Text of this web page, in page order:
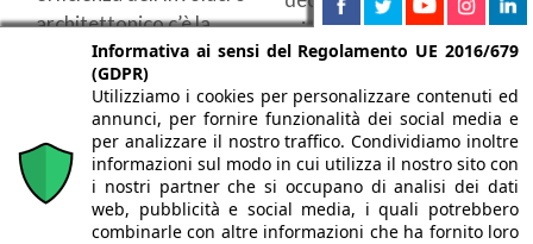
architettonico c’è la
facciata ventilata, ...
migliorare il comfort
sonoro senza rinunciare
allo stile. ...
Informativa ai sensi del Regolamento UE 2016/679
(GDPR)
Utilizziamo i cookies per personalizzare contenuti ed
annunci, per fornire funzionalità dei social media e
per analizzare il nostro traffico. Condividiamo inoltre
informazioni sul modo in cui utilizza il nostro sito con
i nostri partner che si occupano di analisi dei dati
web, pubblicità e social media, i quali potrebbero
combinarle con altre informazioni che ha fornito loro